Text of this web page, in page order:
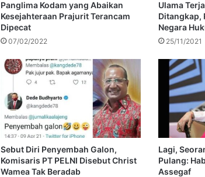
Panglima Kodam yang Abaikan
Kesejahteraan Prajurit Terancam
Dipecat
07/02/2022
Ulama
Ditangkap,
Negara
25/11/2021
Sebut Diri Penyembah Galon,
Komisaris PT PELNI Disebut Christ
Wamea Tak Beradab
Lagi,
Pulang:
Assegaf